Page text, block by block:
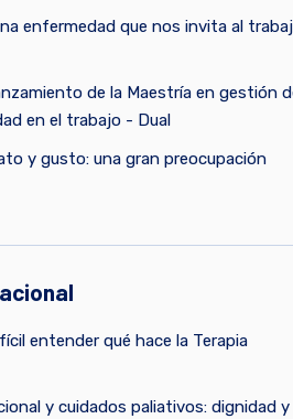
enfermedad que nos invita al
de la Maestría en gestión
en el trabajo - Dual
y gusto: una gran preocupación
entender qué hace la Terapia
y cuidados paliativos: dignidad y